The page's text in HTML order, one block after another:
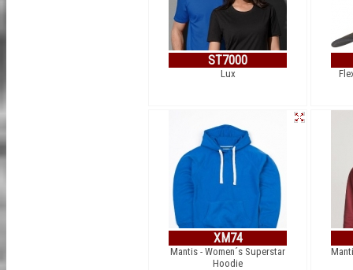
ST7000
Lux
XM74
Mantis - Women´s Superstar
Hoodie